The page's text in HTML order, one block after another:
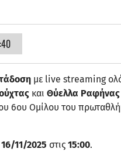
με live streaming
και Θύελλα Ραφήνας
6ου Ομίλου του
11/2025 στις 15:00.